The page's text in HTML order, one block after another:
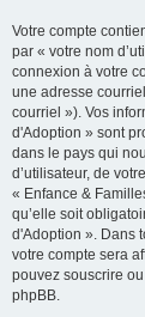
Votre compte
par « votre nom
connexion à votre
une adresse
courriel »). Vos
d'Adoption » sont
dans le pays qui
d’utilisateur, de
« Enfance &
qu’elle soit
d'Adoption ». Dans
votre compte sera
pouvez souscrire
phpBB.